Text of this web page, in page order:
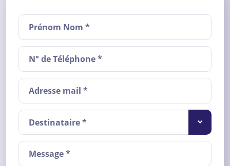
Destinataire *